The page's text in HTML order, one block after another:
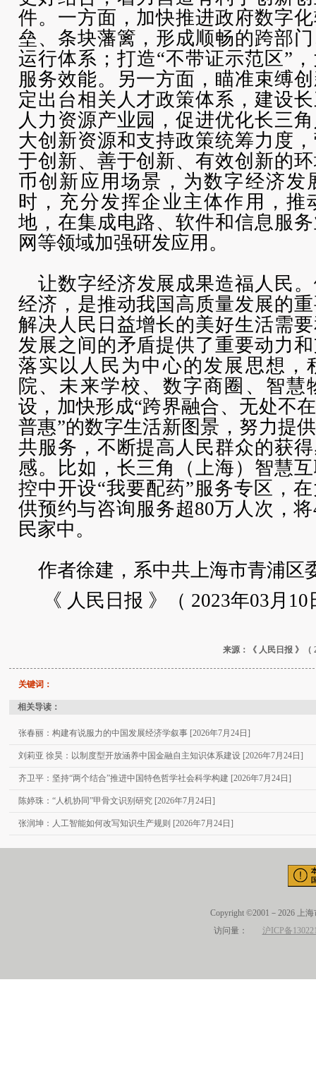
件。一方面，加快推进政府数字
垒、条块藩篱，形成顺畅的跨部
运行体系；打造“不带证示范区”
服务效能。另一方面，瞄准束缚
定出台相关人才政策体系，建设
人力资源产业园，促进优化长三
大创新资源和支持政策统筹力度
于创新、善于创新、有效创新的
币创新应用场景，为数字经济发
时，充分发挥企业主体作用，推
地，在集成电路、软件和信息服
网等领域加强研发应用。
让数字经济发展成果造福人民
经济，是推动我国高质量发展的
解决人民日益增长的美好生活需
发展之间的矛盾提供了重要动力
落实以人民为中心的发展思想，
院、未来学校、数字商圈、智慧
设，加快形成“跨界融合、无处不
普惠”的数字生活新图景，努力提
共服务，不断提高人民群众的获
感。比如，长三角（上海）智慧
控中开设“我要配药”服务专区，
供预约与咨询服务超80万人次，
民家中。
作者徐建，系中共上海市青浦区
《 人民日报 》（ 2023年03月10
来源：《 人民日报
关键词：
相关导读：
张春丽：构建有说服力的中国发展经济学叙事 [2026年7月24日]
刘莉亚 徐昊：以制度型开放涵养中国金融自主知识体系建设 [2026年7月24日]
齐卫平：坚持“两个结合”推进中国特色哲学社会科学构建 [2026年7月24日]
陈婷珠：“人机协同”甲骨文识别研究 [2026年7月24日]
张润坤：人工智能如何改写知识生产规则 [2026年7月24日]
Copyright ©2001－2026 上
访问量： 沪ICP备